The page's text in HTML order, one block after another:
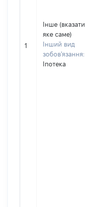
1
Інше (вказати
яке саме)
Інший вид
зобов'язання:
Іпотека